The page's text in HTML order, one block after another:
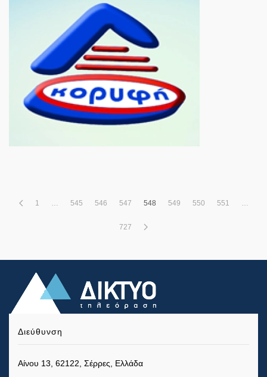
1 545 546 547 548 549 550 551
727
Διεύθυνση
Αίνου 13, 62122, Σέρρες, Ελλάδα